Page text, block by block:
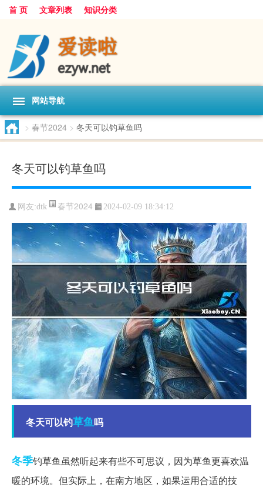
首 页 文章列表 知识分类
网站导航
> 春节2024 > 冬天可以钓草鱼吗
冬天可以钓草鱼吗
网友:dtk 春节2024 2024-02-09 18:34:12
冬天可以钓草鱼吗
冬季钓草鱼虽然听起来有些不可思议，因为草鱼更喜欢温
暖的环境。但实际上，在南方地区，如果运用合适的技